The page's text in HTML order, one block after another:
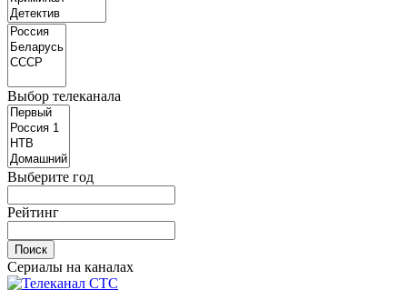
Выбор телеканала
Выберите год
Рейтинг
Сериалы на каналах